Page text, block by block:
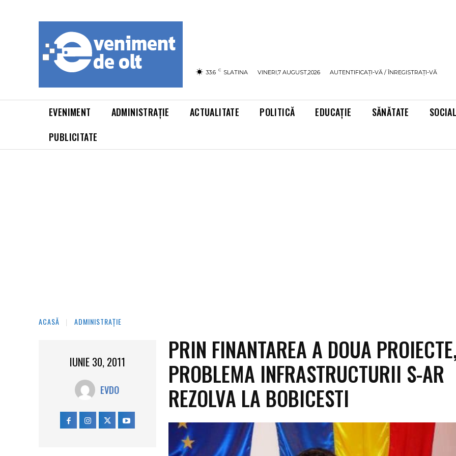
33.6 C SLATINA VINERI,7 AUGUST,2026 AUTENTIFICAȚI-VĂ / ÎNREGISTRAȚI-VĂ
EVENIMENT ADMINISTRAȚIE ACTUALITATE POLITICĂ EDUCAȚIE SĂNĂTATE
PUBLICITATE
ACASĂ ADMINISTRAȚIE
IUNIE 30, 2011
EVDO
PRIN FINANTAREA A DOUA
PROBLEMA INFRASTRUCTURII S-AR
REZOLVA LA BOBICESTI